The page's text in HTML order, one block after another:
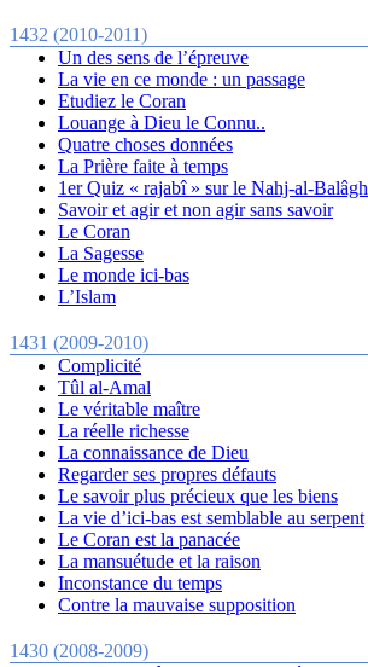
1432 (2010-2011)
Un des sens de l’épreuve
La vie en ce monde : un passage
Etudiez le Coran
Louange à Dieu le Connu..
Quatre choses données
La Prière faite à temps
1er Quiz « rajabî » sur le Nahj-al-
Savoir et agir et non agir sans savoir
Le Coran
La Sagesse
Le monde ici-bas
L’Islam
1431 (2009-2010)
Complicité
Tûl al-Amal
Le véritable maître
La réelle richesse
La connaissance de Dieu
Regarder ses propres défauts
Le savoir plus précieux que les biens
La vie d’ici-bas est semblable au serpent
Le Coran est la panacée
La mansuétude et la raison
Inconstance du temps
Contre la mauvaise supposition
1430 (2008-2009)